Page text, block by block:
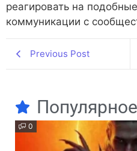
реагировать на
коммуникации с
Previous Post
Популярное
0